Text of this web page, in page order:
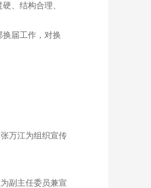
、结构合理、
届工作，对换
万江为组织宣传
副主任委员兼宣